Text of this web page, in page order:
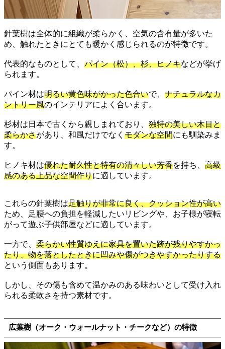
針葉樹は全体的に組織が柔らかく、空気の含有量が多いた
め、触れたときにとても暖かく感じられるのが特徴です。
代表的なものとして、 パイン（松）、杉、ヒノキなどが挙げ
られます。
パイン材は明るい黄色味がかった色合いで、 ナチュラルなカ
ントリー風のインテリアによく合います。
杉材は日本で古くから親しまれており、 独特の美しい木目と
柔らかさがあり、和風だけでなく モダンな空間にも馴染みま
す。
ヒノキ材は優れた耐久性と特有の清々しい芳香を持ち、 高級
感のある上品な空間作りに適しています。
これらの針葉樹は足触りが非常に良く、クッション性が高い
ため、足腰への負担を軽減したいリビングや、お子様が寝転
がって遊ぶ子供部屋などに適しています。
一方で、 柔らかい性質ゆえに家具を置いた跡が残りやすかっ
たり、物を落としたときに凹みや傷がつきやすかったりする
という側面もあります。
しかし、その傷も含めて温かみのある味わいとして受け入れ
られる柔軟さを持つ素材です。
広葉樹（オーク・ウォールナット・チークなど）の特徴